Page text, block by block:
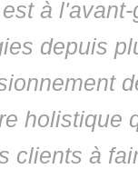
à
depuis
holistique
clients à